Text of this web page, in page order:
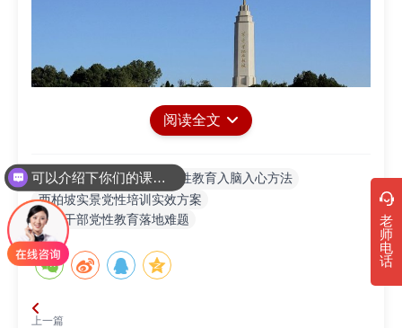
实效方案的内核
实效，从来不是喊出来的。方案的核心，是让干
部主动参与，而非被动接受。从旧址踏勘到思想研
讨，每一个环节都紧扣党性要求。难道被动接受的教
鸣。真正内化。这套方案摒弃了表面化的流程设计，
阅读全文
关键词: 新时代干部党性教育入脑入心方法
西柏坡实景党性培训实效方案
破解干部党性教育落地难题
上一篇
老
师
电
话
可以介绍下你们的课程吗？